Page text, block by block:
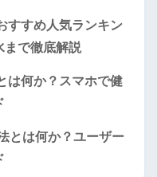
すすめ人気ランキン
まで徹底解説
は何か？スマホで健
とは何か？ユーザー